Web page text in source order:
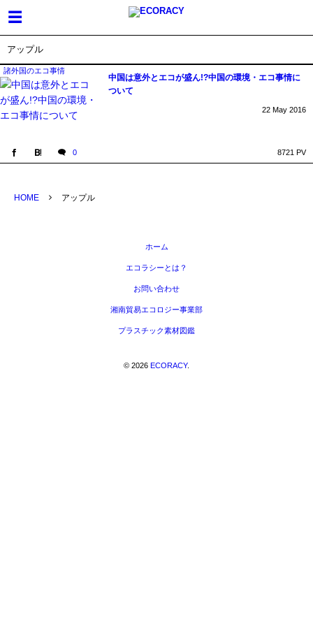
アップル
諸外国のエコ事情
中国は意外とエコが盛ん!?中国の環境・エコ事情に
ついて
22 May 2016
0 8721 PV
HOME アップル
ホーム
エコラシーとは？
お問い合わせ
湘南貿易エコロジー事業部
プラスチック素材図鑑
© 2026 ECORACY.